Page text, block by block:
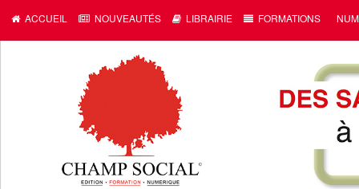
ACCUEIL NOUVEAUTÉS LIBRAIRIE FORMATIONS